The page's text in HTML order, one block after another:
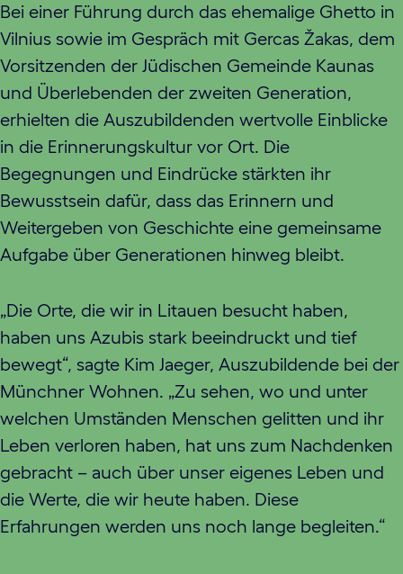
Bei einer Führung durch das ehemalige Ghetto in
Vilnius sowie im Gespräch mit Gercas Žakas, dem
Vorsitzenden der Jüdischen Gemeinde Kaunas
und Überlebenden der zweiten Generation,
erhielten die Auszubildenden wertvolle Einblicke
in die Erinnerungskultur vor Ort. Die
Begegnungen und Eindrücke stärkten ihr
Bewusstsein dafür, dass das Erinnern und
Weitergeben von Geschichte eine gemeinsame
Aufgabe über Generationen hinweg bleibt.
„Die Orte, die wir in Litauen besucht haben,
haben uns Azubis stark beeindruckt und tief
bewegt“, sagte Kim Jaeger, Auszubildende bei der
Münchner Wohnen. „Zu sehen, wo und unter
welchen Umständen Menschen gelitten und ihr
Leben verloren haben, hat uns zum Nachdenken
gebracht – auch über unser eigenes Leben und
die Werte, die wir heute haben. Diese
Erfahrungen werden uns noch lange begleiten.“